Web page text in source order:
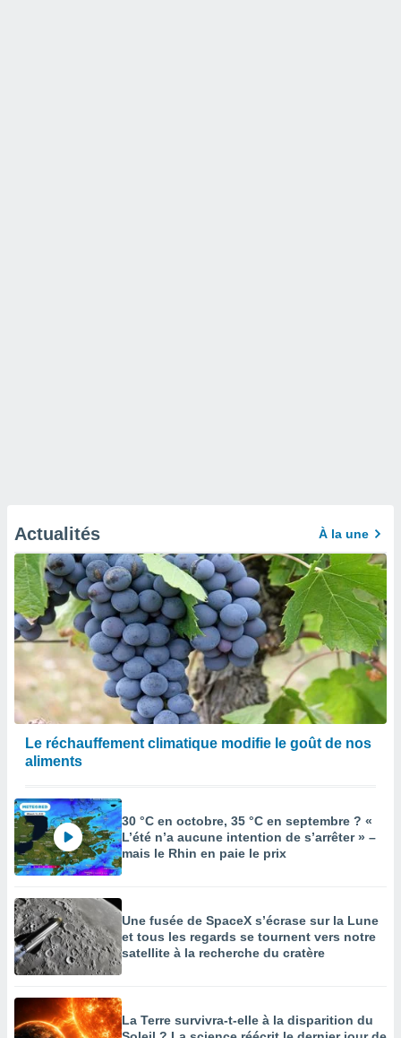
Actualités À la une
Le réchauffement climatique modifie le goût de nos
aliments
30 °C en octobre, 35 °C en septembre ? «
L’été n’a aucune intention de s’arrêter » –
mais le Rhin en paie le prix
Une fusée de SpaceX s’écrase sur la Lune
et tous les regards se tournent vers notre
satellite à la recherche du cratère
La Terre survivra-t-elle à la disparition du